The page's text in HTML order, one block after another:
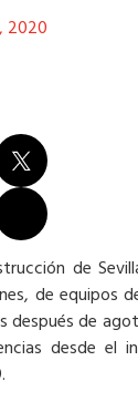
2020
de
de equipos
después de
desde el